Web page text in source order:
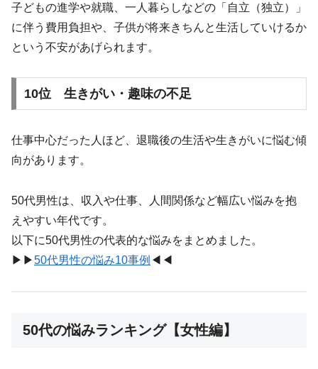
子どもの進学や就職、一人暮らしなどの「自立（独立）」
に伴う費用負担や、子供が将来きちんと生活していけるか
という不安があげられます。
10位 生きがい・趣味の不足
仕事中心だった人ほど、退職後の生活や生きがいに悩む傾
向があります。
50代男性は、収入や仕事、人間関係など幅広い悩みを抱
えやすい年代です。
以下に50代男性の代表的な悩みをまとめました。
▶︎▶︎50代男性の悩み10事例 ◀︎◀︎
50代の悩みランキング【女性編】